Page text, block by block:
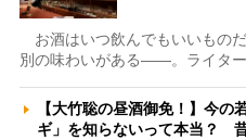
お酒はいつ飲んでもいいもの
別の味わいがある――。ライタ
【大竹聡の昼酒御免！】今の
ギ」を知らないって本当？